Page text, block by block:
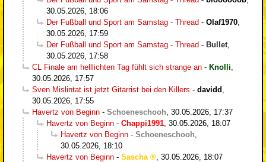
30.05.2026, 18:06
Der Fußball und Sport am Samstag - Thread - Olaf1970
30.05.2026, 17:59
Der Fußball und Sport am Samstag - Thread - Bullet
30.05.2026, 17:58
CL Finale am helllichten Tag fühlt sich strange an - Knolli
30.05.2026, 17:57
Sven Mislintat ist jetzt Gitarrist bei den Killers - davidd
30.05.2026, 17:55
Havertz von Beginn - Schoeneschooh 30.05.2026, 17:37
Havertz von Beginn - Chappi1991 30.05.2026, 18:07
Havertz von Beginn - Schoeneschooh
30.05.2026, 18:10
Havertz von Beginn - Sascha
30.05.2026, 18:07